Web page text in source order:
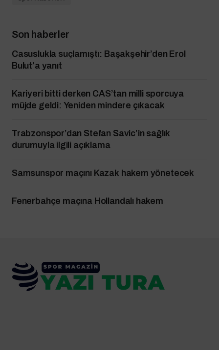
Son haberler
Casuslukla suçlamıştı: Başakşehir’den Erol
Bulut’a yanıt
Kariyeri bitti derken CAS’tan milli sporcuya
müjde geldi: Yeniden mindere çıkacak
Trabzonspor’dan Stefan Savic’in sağlık
durumuyla ilgili açıklama
Samsunspor maçını Kazak hakem yönetecek
Fenerbahçe maçına Hollandalı hakem